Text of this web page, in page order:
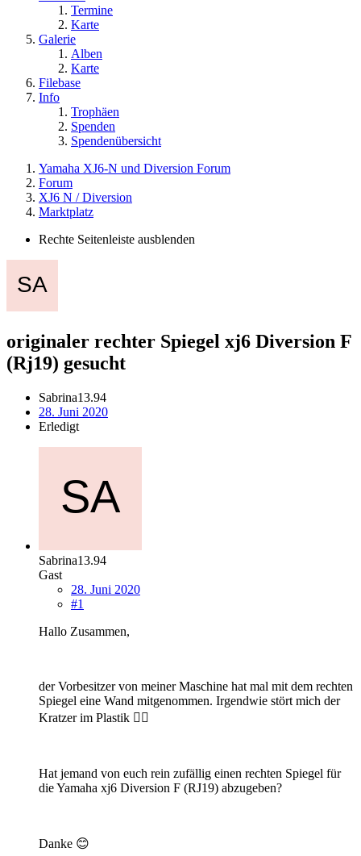
Termine
Karte
Galerie
Alben
Karte
Filebase
Info
Trophäen
Spenden
Spendenübersicht
Yamaha XJ6-N und Diversion Forum
Forum
XJ6 N / Diversion
Marktplatz
Rechte Seitenleiste ausblenden
originaler rechter Spiegel xj6 Diversion F
(Rj19) gesucht
Sabrina13.94
28. Juni 2020
Erledigt
Sabrina13.94
Gast
28. Juni 2020
#1
Hallo Zusammen,
der Vorbesitzer von meiner Maschine hat mal mit dem rechten
Spiegel eine Wand mitgenommen. Irgendwie stört mich der
Kratzer im Plastik 🤷‍♀️
Hat jemand von euch rein zufällig einen rechten Spiegel für
die Yamaha xj6 Diversion F (RJ19) abzugeben?
Danke 😊